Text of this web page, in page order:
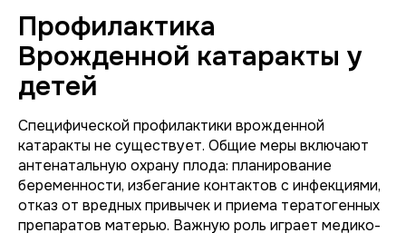
Профилактика
Врожденной катаракты у
детей
Специфической профилактики врожденной
катаракты не существует. Общие меры включают
антенатальную охрану плода: планирование
беременности, избегание контактов с инфекциями,
отказ от вредных привычек и приема тератогенных
препаратов матерью. Важную роль играет медико-